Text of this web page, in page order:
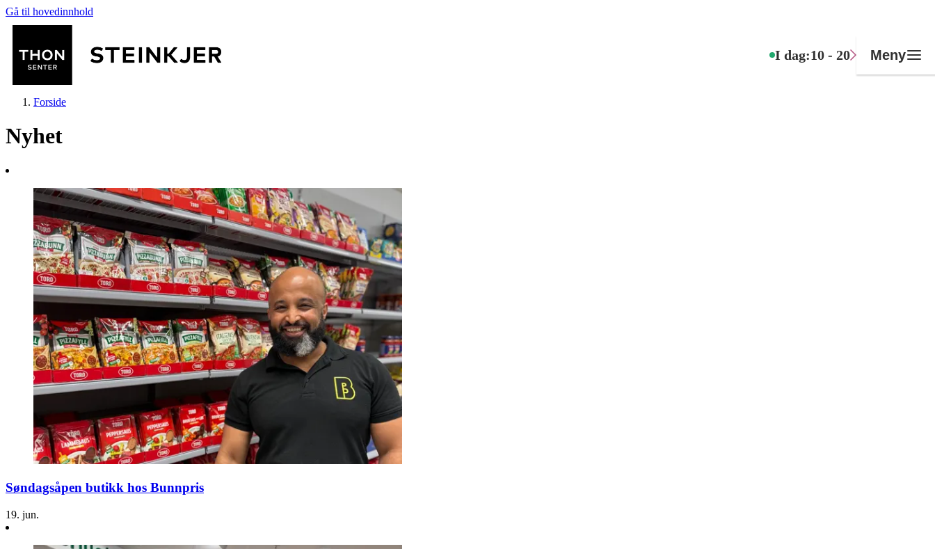
Gå til hovedinnhold
I dag:10 - 20 Meny
Butikker
Mat og drikke
Helse
Aktiviteter
Tilbud
Inspirasjon
Søk
Forside
Nyhet
Søndagsåpen butikk hos Bunnpris
19. jun.